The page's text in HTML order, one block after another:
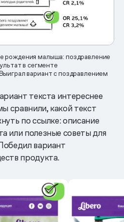
рождения малыша: поздравление
в сегменте
вариант с поздравлением
текста интереснее
сравнили, какой текст
по ссылке: описание
или полезные советы для
вариант
продукта.